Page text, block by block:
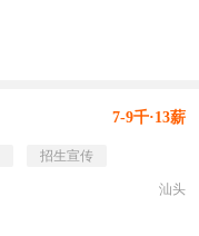
7-9千·13薪
招生宣传
汕头